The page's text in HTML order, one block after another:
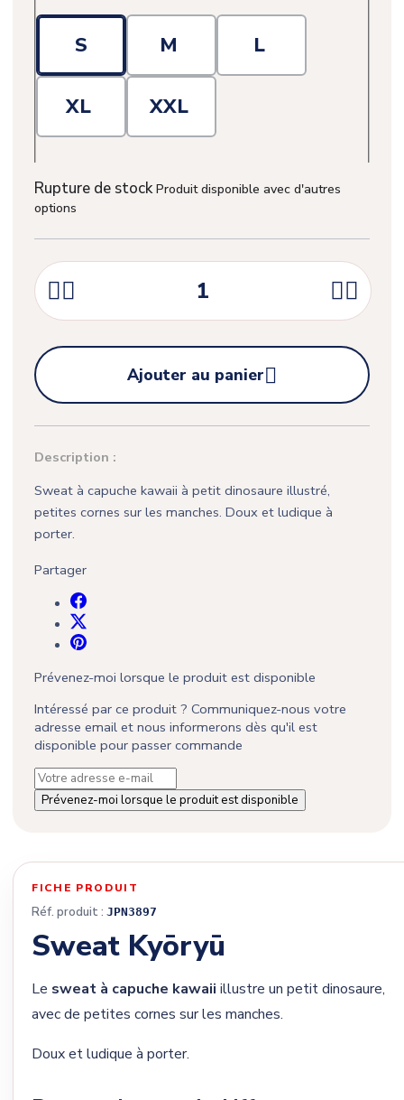
S M L
XL XXL
Rupture de stock Produit disponible avec d'autres
options
 

Ajouter au panier
Description :
Sweat à capuche kawaii à petit dinosaure illustré,
petites cornes sur les manches. Doux et ludique à
porter.
Partager
Prévenez-moi lorsque le produit est disponible
Intéressé par ce produit ? Communiquez-nous votre
adresse email et nous informerons dès qu'il est
disponible pour passer commande
Prévenez-moi lorsque le produit est disponible
FICHE PRODUIT
Réf. produit : JPN3897
Sweat Kyōryū
Le sweat à capuche kawaii illustre un petit dinosaure,
avec de petites cornes sur les manches.
Doux et ludique à porter.